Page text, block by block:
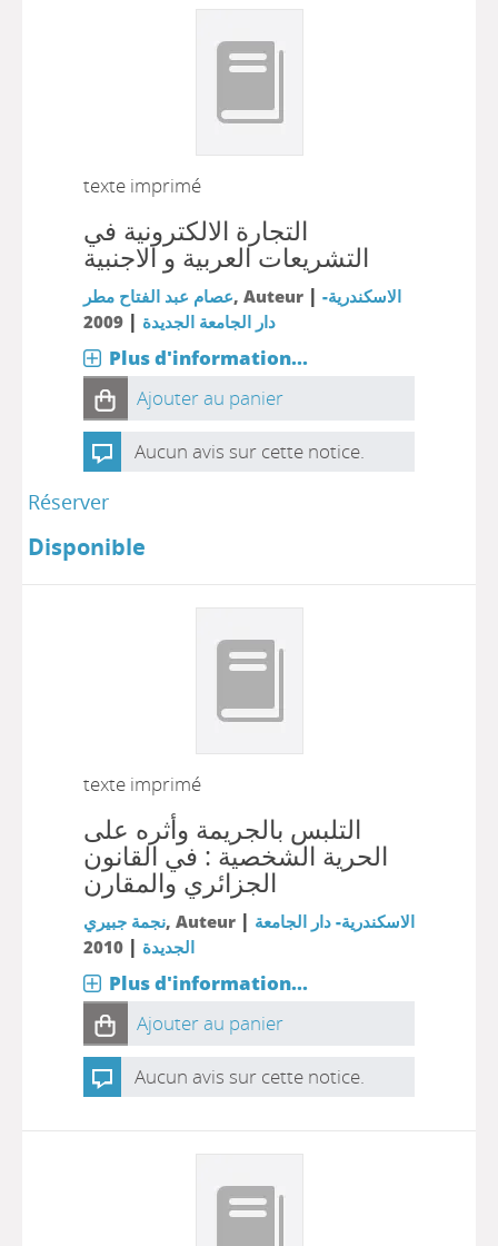
texte imprimé
التجارة الالكترونية في
التشريعات العربية و الاجنبية
عصام عبد الفتاح مطر, Auteur | الاسكندرية-
دار الجامعة الجديدة |
2009
Plus d'information...
Ajouter au panier
Aucun avis sur cette notice.
Réserver
Disponible
texte imprimé
التلبس بالجريمة وأثره على
الحرية الشخصية : في القانون
الجزائري والمقارن
نجمة جبيري, Auteur | الاسكندرية- دار الجامعة
الجديدة |
2010
Plus d'information...
Ajouter au panier
Aucun avis sur cette notice.